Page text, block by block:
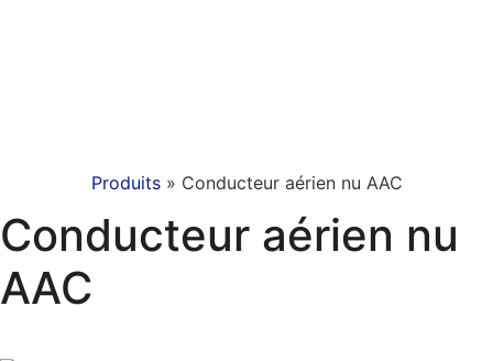
Produits» Conducteur aérien nu AAC
Conducteur aérien nu
AAC